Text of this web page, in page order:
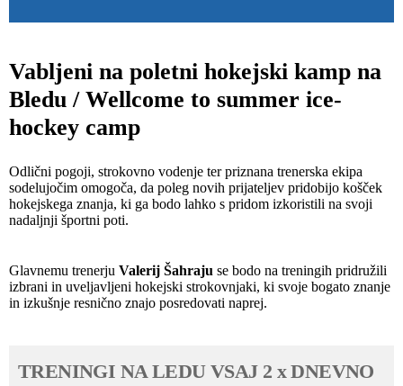
Vabljeni na poletni hokejski kamp na
Bledu / Wellcome to summer ice-
hockey camp
Odlični pogoji, strokovno vodenje ter priznana trenerska ekipa
sodelujočim omogoča, da poleg novih prijateljev pridobijo košček
hokejskega znanja, ki ga bodo lahko s pridom izkoristili na svoji
nadaljnji športni poti.
Glavnemu trenerju Valerij Šahraju se bodo na treningih pridružili
izbrani in uveljavljeni hokejski strokovnjaki, ki svoje bogato znanje
in izkušnje resnično znajo posredovati naprej.
TRENINGI NA LEDU VSAJ 2 x DNEVNO